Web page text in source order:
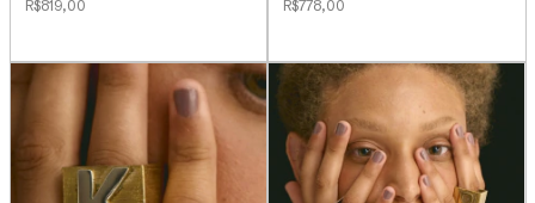
R$819,00
R$778,00